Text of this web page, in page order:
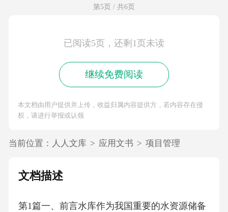
第5页 / 共6页
已阅读5页，还剩1页未读
继续免费阅读
本文档由用户提供并上传，收益归属内容提供方，若内容存在侵
权，请进行举报或认领
当前位置： 人人文库 > 应用文书 > 项目管理
文档描述
第1篇一、前言水库作为我国重要的水资源储备